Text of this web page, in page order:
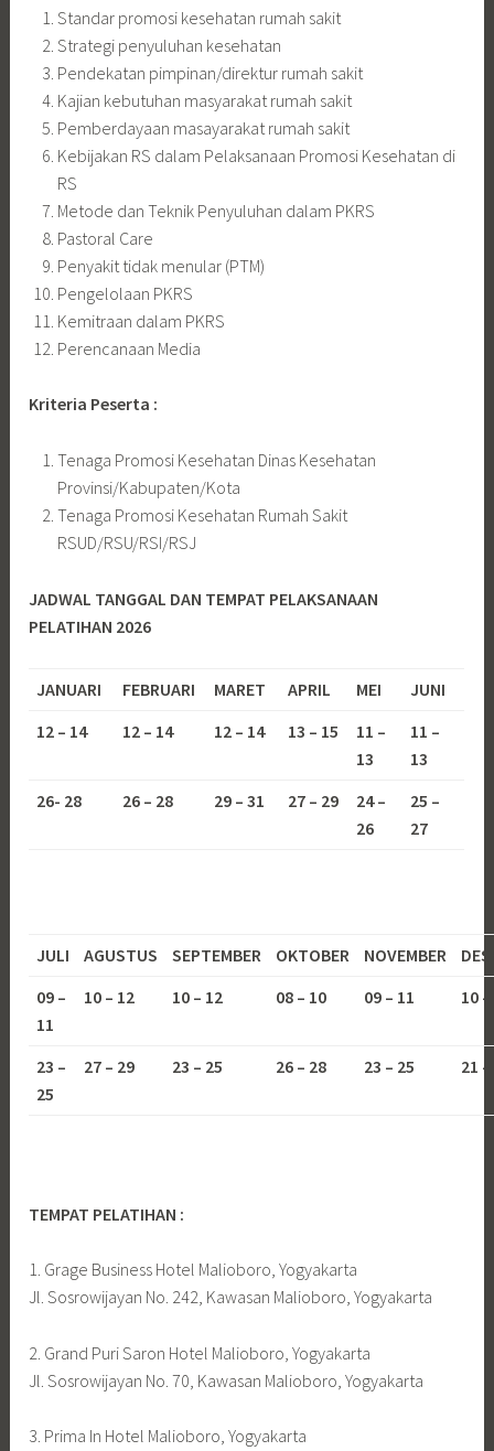
Standar promosi kesehatan rumah sakit
Strategi penyuluhan kesehatan
Pendekatan pimpinan/direktur rumah sakit
Kajian kebutuhan masyarakat rumah sakit
Pemberdayaan masayarakat rumah sakit
Kebijakan RS dalam Pelaksanaan Promosi Kesehatan di
RS
Metode dan Teknik Penyuluhan dalam PKRS
Pastoral Care
Penyakit tidak menular (PTM)
Pengelolaan PKRS
Kemitraan dalam PKRS
Perencanaan Media
Kriteria Peserta :
Tenaga Promosi Kesehatan Dinas Kesehatan
Provinsi/Kabupaten/Kota
Tenaga Promosi Kesehatan Rumah Sakit
RSUD/RSU/RSI/RSJ
JADWAL TANGGAL DAN TEMPAT PELAKSANAAN
PELATIHAN 2026
JANUARI FEBRUARI MARET APRIL MEI
JUNI
12 – 14
12 – 14 12 – 14 13 – 15
11 –
13
11 –
13
26- 28
26 – 28 29 – 31 27 – 29
24 –
26
25 –
27
JULI AGUSTUS SEPTEMBER OKTOBER NOVEMBER
09 –
11
10 – 12 10 – 12 08 – 10 09 – 11 10
23 –
25
27 – 29 23 – 25 26 – 28 23 – 25 21
TEMPAT PELATIHAN :
1. Grage Business Hotel Malioboro, Yogyakarta
Jl. Sosrowijayan No. 242, Kawasan Malioboro, Yogyakarta
2. Grand Puri Saron Hotel Malioboro, Yogyakarta
Jl. Sosrowijayan No. 70, Kawasan Malioboro, Yogyakarta
3. Prima In Hotel Malioboro, Yogyakarta